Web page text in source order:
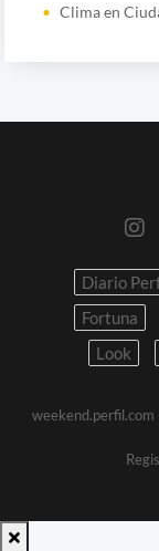
Clima en
Diario
Fortuna
Look
weekend.perfil.com